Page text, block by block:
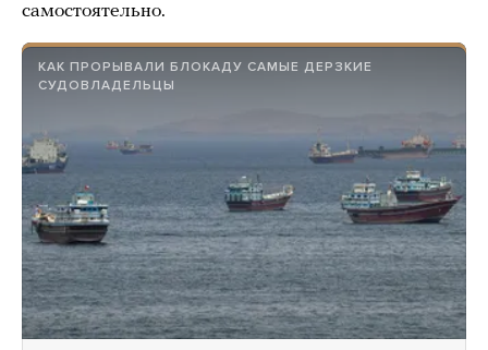
самостоятельно.
КАК ПРОРЫВАЛИ БЛОКАДУ САМЫЕ ДЕРЗКИЕ
СУДОВЛАДЕЛЬЦЫ